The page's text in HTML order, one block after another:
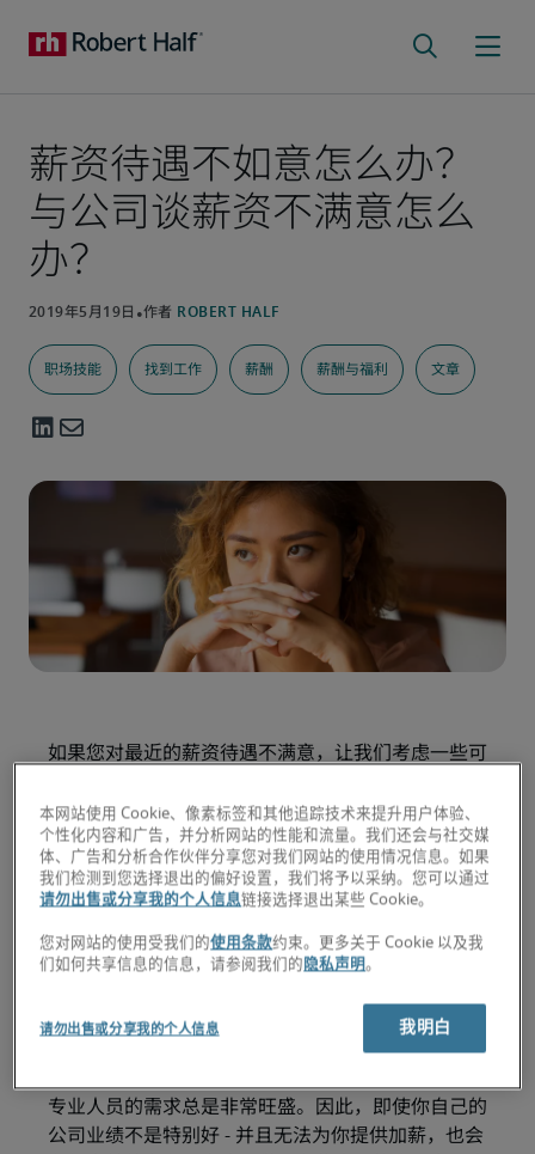
薪资待遇不如意怎么办？
与公司谈薪资不满意怎么
办？
职场技能 找到工作 薪酬 薪酬与福利 文章
如果您对最近的薪资待遇不满意，让我们考虑一些可
令人失望的薪资谈判可能是您采取有效行动去争取您
应得的薪资待遇的主要原因。 如果您对最近的不满
意，让我们考虑一些可用的主要选项：
1. 寻找新工作
除了谈薪资要求加薪，也许最明显的提高薪酬的方
法，就是换一份工作。
专业人员的需求总是非常旺盛。因此，即使你自己的
公司业绩不是特别好 - 并且无法为你提供加薪，也会
本网站使用 Cookie、像素标签和其他追踪技术来提升用户体验、
个性化内容和广告，并分析网站的性能和流量。我们还会与社交媒
体、广告和分析合作伙伴分享您对我们网站的使用情况信息。如果
我们检测到您选择退出的偏好设置，我们将予以采纳。您可以通过
请勿出售或分享我的个人信息链接选择退出某些 Cookie。
您对网站的使用受我们的使用条款约束。更多关于 Cookie 以及我
们如何共享信息的信息，请参阅我们的 隐私声明。
请勿出售或分享我的个人信息 我明白